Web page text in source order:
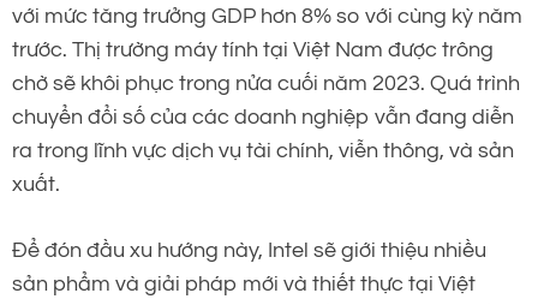
với mức tăng trưởng GDP hơn 8% so với cùng kỳ năm
trước. Thị trường máy tính tại Việt Nam được trông
chờ sẽ khôi phục trong nửa cuối năm 2023. Quá trình
chuyển đổi số của các doanh nghiệp vẫn đang diễn
ra trong lĩnh vực dịch vụ tài chính, viễn thông, và sản
xuất.
Để đón đầu xu hướng này, Intel sẽ giới thiệu nhiều
sản phẩm và giải pháp mới và thiết thực tại Việt